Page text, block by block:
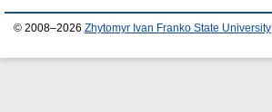
© 2008–2026 Zhytomyr Ivan Franko State University